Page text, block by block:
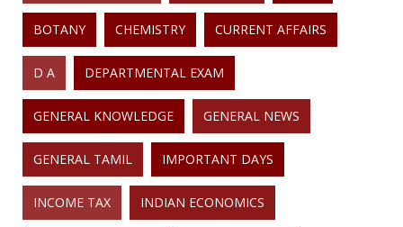
BOTANY CHEMISTRY CURRENT AFFAIRS
D A DEPARTMENTAL EXAM
GENERAL KNOWLEDGE GENERAL NEWS
GENERAL TAMIL IMPORTANT DAYS
INCOME TAX INDIAN ECONOMICS